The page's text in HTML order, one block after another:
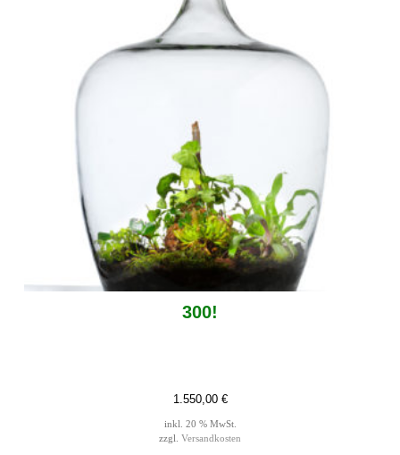
300!
1.550,00 €
inkl. 20 % MwSt.
zzgl. Versandkosten